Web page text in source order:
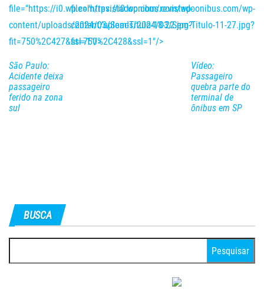
file="https://i0.wp.com/revistadoonibus.com/wp-
content/uploads/2024/03/Sem-Titulo-18-22.jpg?
fit=750%2C427&ssl=1"/>
São Paulo:
Acidente deixa
passageiro
ferido na zona
sul
file="https://i0.wp.com/revistadoonibus.com/wp-
content/uploads/2024/03/Sem-Titulo-11-27.jpg?
fit=750%2C428&ssl=1"/>
Vídeo:
Passageiro
quebra parte do
terminal de
ônibus em SP
BUSCA
por: